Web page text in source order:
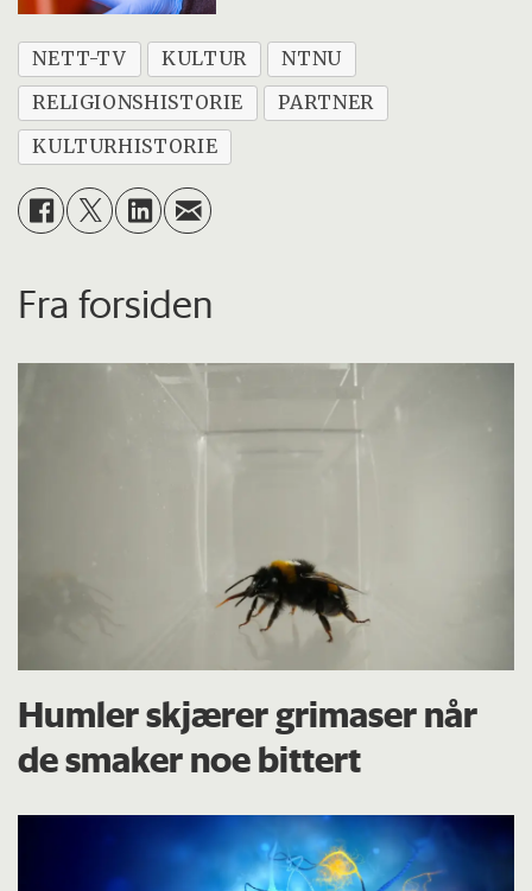
NETT-TV KULTUR
NTNU
RELIGIONSHISTORIE
PARTNER
KULTURHISTORIE
Fra forsiden
Humler skjærer grimaser når
de smaker noe bittert